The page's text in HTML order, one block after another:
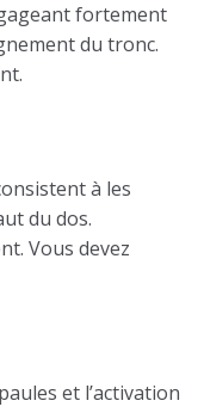
fortement
du tronc.
à les
du dos.
Vous devez
et l’activation